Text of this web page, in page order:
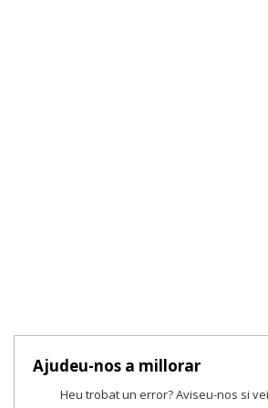
Ajudeu-nos a millorar
Heu trobat un error? Aviseu-nos si